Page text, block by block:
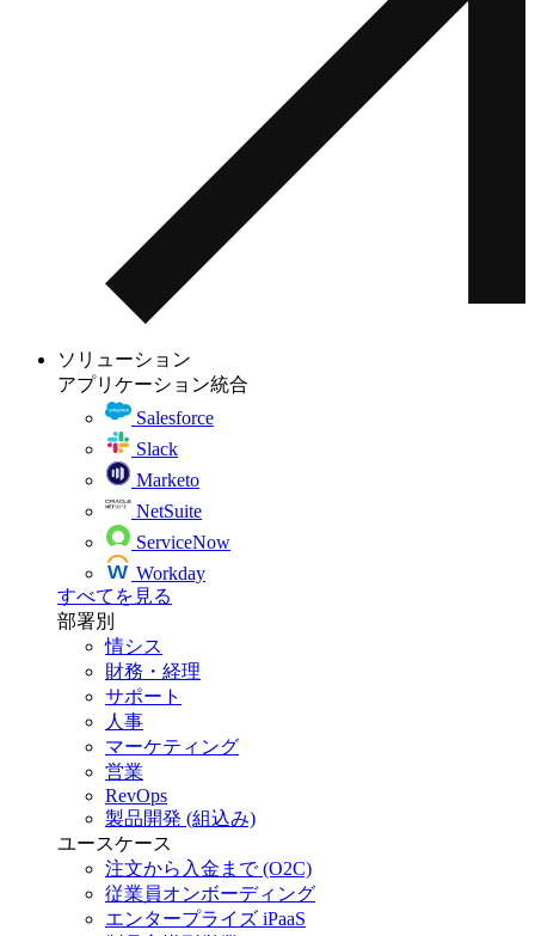
ソリューション
アプリケーション統合
Salesforce
Slack
Marketo
NetSuite
ServiceNow
Workday
すべてを見る
部署別
情シス
財務・経理
サポート
人事
マーケティング
営業
RevOps
製品開発 (組込み)
ユースケース
注文から入金まで (O2C)
従業員オンボーディング
エンタープライズ iPaaS